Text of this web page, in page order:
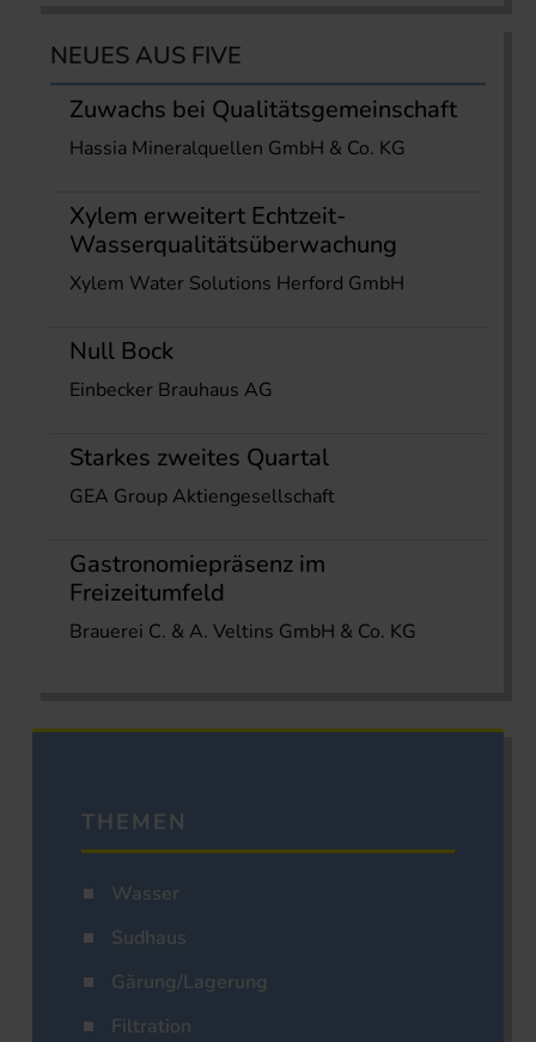
NEUES AUS FIVE
Zuwachs bei Qualitätsgemeinschaft
Hassia Mineralquellen GmbH & Co. KG
Xylem erweitert Echtzeit-
Wasserqualitätsüberwachung
Xylem Water Solutions Herford GmbH
Null Bock
Einbecker Brauhaus AG
Starkes zweites Quartal
GEA Group Aktiengesellschaft
Gastronomiepräsenz im
Freizeitumfeld
Brauerei C. & A. Veltins GmbH & Co. KG
THEMEN
Wasser
Sudhaus
Gärung/Lagerung
Filtration